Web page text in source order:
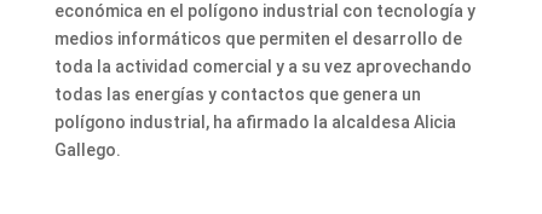
económica en el polígono industrial con tecnología y
medios informáticos que permiten el desarrollo de
toda la actividad comercial y a su vez aprovechando
todas las energías y contactos que genera un
polígono industrial, ha afirmado la alcaldesa Alicia
Gallego.